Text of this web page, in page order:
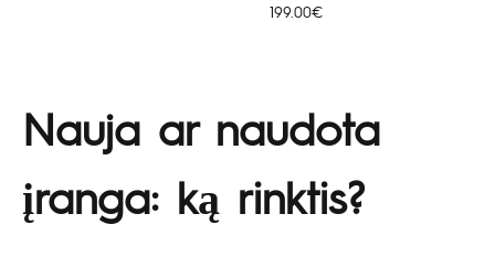
199.00€
Nauja ar naudota
įranga: ką rinktis?